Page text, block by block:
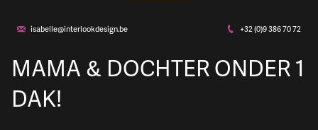
isabelle@interlookdesign.be +32 (0)9 386 70 72
MAMA & DOCHTER ONDER 1
DAK!